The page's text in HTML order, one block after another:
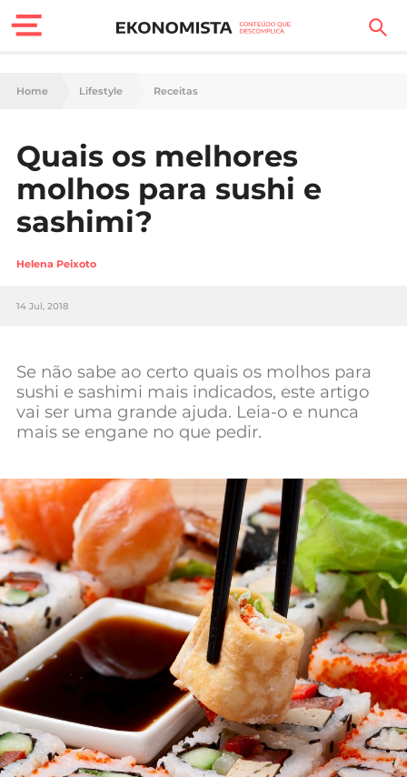
Finanças Pessoais
Carreira
Casa
Lifestyle
Sociedade
Negócios
Mundial 2026
Home Lifestyle Receitas
Quais os melhores
molhos para sushi e
sashimi?
Helena Peixoto
14 Jul, 2018
Se não sabe ao certo quais os molhos para
sushi e sashimi mais indicados, este artigo
vai ser uma grande ajuda. Leia-o e nunca
mais se engane no que pedir.